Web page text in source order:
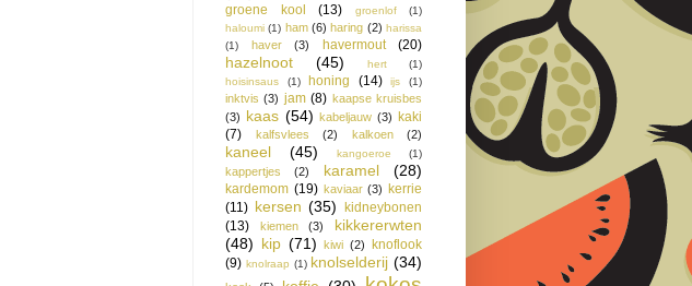
groene kool
(13) groenlof
(1)
haloumi (1) ham (6) haring (2) harissa
(1)
haver (3) havermout (20)
hazelnoot (45) hert
(1)
hoisinsaus
(1) honing (14) ijs (1)
inktvis (3) jam (8) kaapse kruisbes
(3) kaas (54) kabeljauw (3) kaki
(7)
kalfsvlees (2) kalkoen (2)
kaneel (45) kangoeroe (1)
kappertjes (2) karamel (28)
kardemom (19) kaviaar (3) kerrie
(11) kersen (35) kidneybonen
(13)
kiemen (3)
kikkererwten
(48) kip (71) kiwi (2) knoflook
(9) knolraap (1) knolselderij (34)